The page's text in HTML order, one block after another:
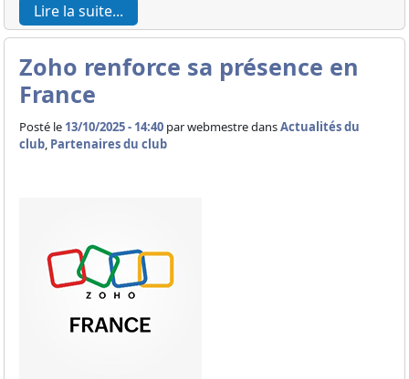
Lire la suite...
Zoho renforce sa présence en
France
Posté le 13/10/2025 - 14:40 parwebmestre dansActualités du
club, Partenaires du club